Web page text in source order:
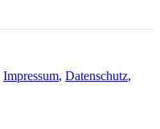
Impressum, Datenschutz,